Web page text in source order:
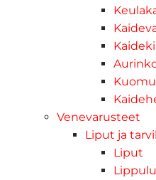
Venevarusteet
Liput ja
Liput